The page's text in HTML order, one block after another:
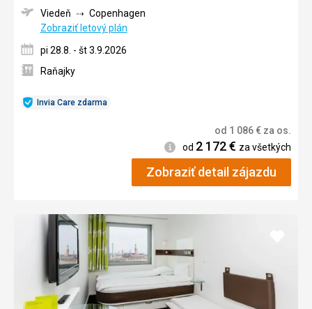
Invia Care zdarma
Viedeň
Copenhagen
Zobraziť letový plán
pi 28.8. - št 3.9.2026
Raňajky
od 1 086€ za os.
Informácie
od 2 172€ za všetkých
Zobraziť detail zájazdu